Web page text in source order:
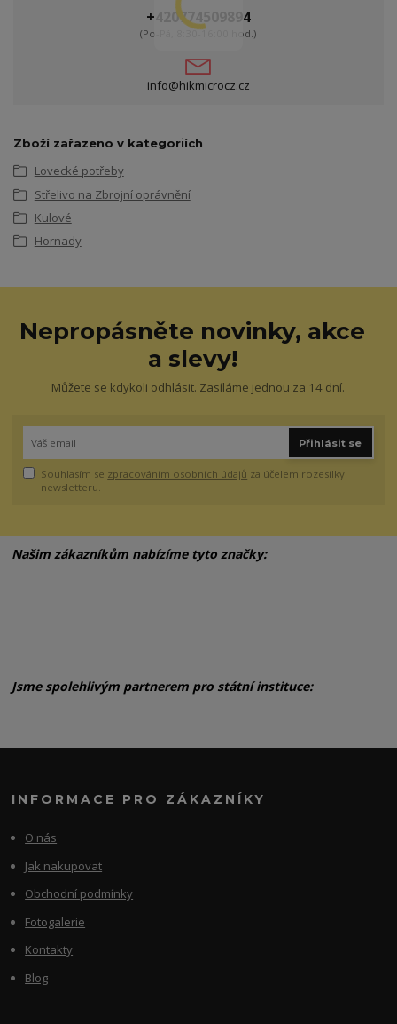
+420774509894
(Po-Pá, 8:30-16:00 hod.)
info@hikmicrocz.cz
Zboží zařazeno v kategoriích
Lovecké potřeby
Střelivo na Zbrojní oprávnění
Kulové
Hornady
Nepropásněte novinky, akce
a slevy!
Můžete se kdykoli odhlásit. Zasíláme jednou za 14 dní.
Přihlásit se
Souhlasím se zpracováním osobních údajů za účelem rozesílky
newsletteru.
Našim zákazníkům nabízíme tyto značky:
Jsme spolehlivým partnerem pro státní instituce:
INFORMACE PRO ZÁKAZNÍKY
O nás
Jak nakupovat
Obchodní podmínky
Fotogalerie
Kontakty
Blog